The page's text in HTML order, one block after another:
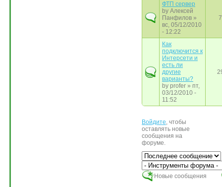
ФТП сервер
by Алексей
Панфилов »
вс, 05/12/2010
- 12:22
7
Как
подключится к
Интерсети и
есть ли
другие
варианты?
by profer » пт,
03/12/2010 -
11:52
Войдите, чтобы
оставлять новые
сообщения на
форуме.
Сортировка по
Новые сообщения